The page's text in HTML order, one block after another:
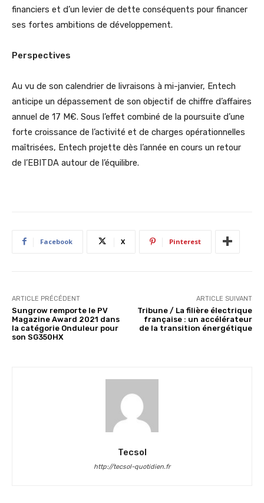
financiers et d’un levier de dette conséquents pour financer
ses fortes ambitions de développement.
Perspectives
Au vu de son calendrier de livraisons à mi-janvier, Entech
anticipe un dépassement de son objectif de chiffre d’affaires
annuel de 17 M€. Sous l’effet combiné de la poursuite d’une
forte croissance de l’activité et de charges opérationnelles
maîtrisées, Entech projette dès l’année en cours un retour
de l’EBITDA autour de l’équilibre.
Facebook X Pinterest
ARTICLE PRÉCÉDENT
Sungrow remporte le PV
Magazine Award 2021 dans
la catégorie Onduleur pour
son SG350HX
ARTICLE SUIVANT
Tribune / La filière électrique
française : un accélérateur
de la transition énergétique
Tecsol
http://tecsol-quotidien.fr